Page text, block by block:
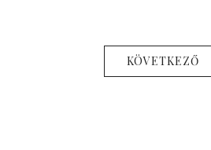
KÖVETKEZŐ